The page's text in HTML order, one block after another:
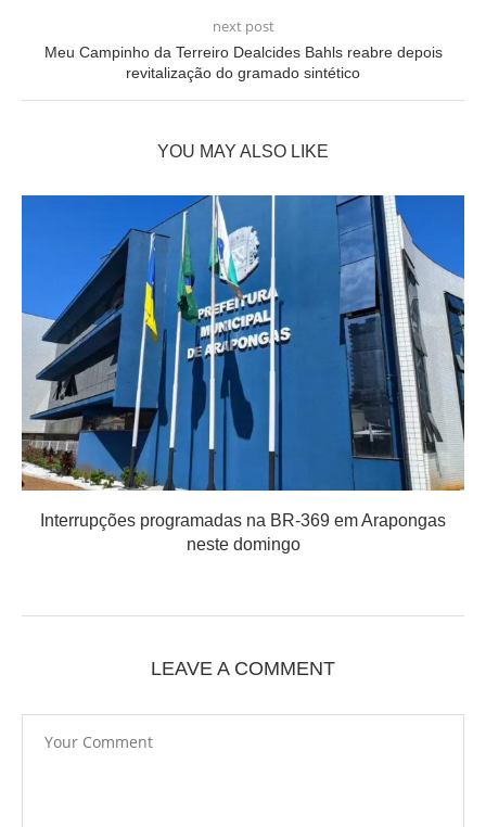
next post
Meu Campinho da Terreiro Dealcides Bahls reabre depois
revitalização do gramado sintético
YOU MAY ALSO LIKE
Interrupções programadas na BR-369 em Arapongas
neste domingo
LEAVE A COMMENT